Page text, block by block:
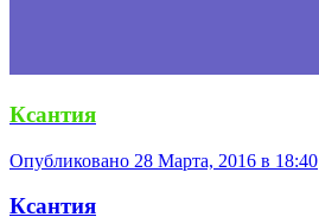
Ксантия
Опубликовано 28 Марта, 2016 в 18:40
Ксантия